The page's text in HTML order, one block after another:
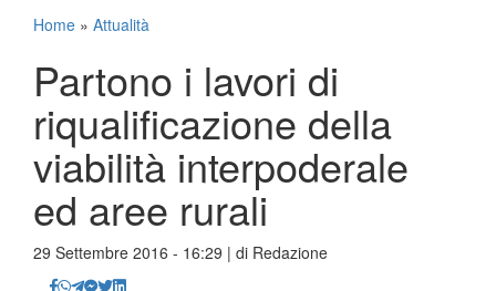
Home » Attualità
Partono i lavori di
riqualificazione della
viabilità interpoderale
ed aree rurali
29 Settembre 2016 - 16:29 | di Redazione